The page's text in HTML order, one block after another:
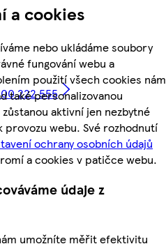
a cookies
nebo ukládáme soubory
fungování webu a
použití všech cookies nám
také personalizovanou
aktivní jen nezbytné
webu. Své rozhodnutí
ochrany osobních údajů
a cookies v patičce webu.
údaje z
umožníte měřit efektivitu
222 555